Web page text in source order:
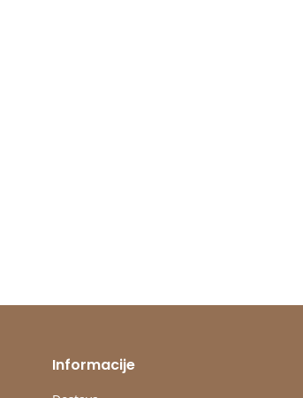
Informacije